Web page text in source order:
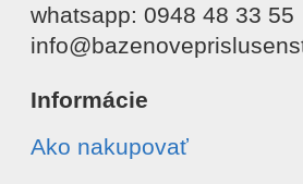
whatsapp: 0948 48 33 55
Informácie
Ako nakupovať